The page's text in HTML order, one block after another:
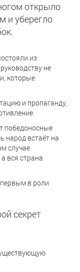
открыло
и уберегло
из
не
которые
и пропаганду,
победоносные
народ встаёт на
случае
вся страна
в роли
секрет